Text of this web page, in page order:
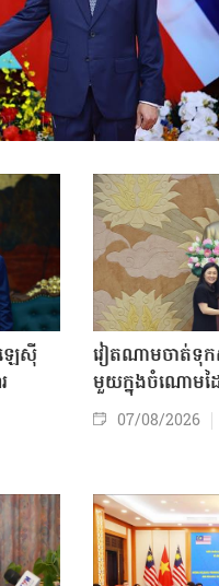
េស៊ី
វៀតណាមចាត់ទុក
មួយក្នុងចំណោមដ
07/08/2026